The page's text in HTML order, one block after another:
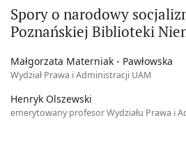
Spory o narodowy
Poznańskiej Biblioteki
Małgorzata Materniak - Pawłowska
Wydział Prawa i Administracji UAM
Henryk Olszewski
emerytowany profesor Wydziału Prawa i